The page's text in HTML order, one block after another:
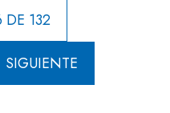
DE 132
SIGUIENTE